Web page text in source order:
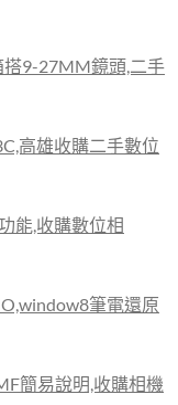
搭9-27MM鏡頭,二手
高雄收購二手數位
能,收購數位相
筆電還原
簡易說明,收購相機